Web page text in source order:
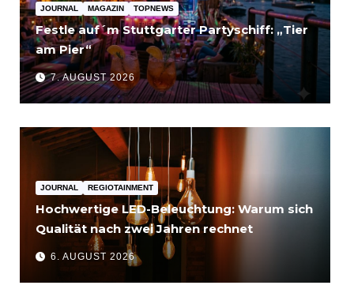
JOURNAL MAGAZIN TOPNEWS
Festle auf´m Stuttgarter Partyschiff: „Tier
am Pier“
7. AUGUST 2026
JOURNAL REGIOTAINMENT
Hochwertige LED-Beleuchtung: Warum sich
Qualität nach zwei Jahren rechnet
6. AUGUST 2026